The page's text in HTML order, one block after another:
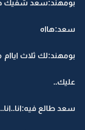
بومهند:سعد شفيك
سعد:هااه
بومهند:لك ثلاث
عليك..
سعد طالع فيه:انا..انا..